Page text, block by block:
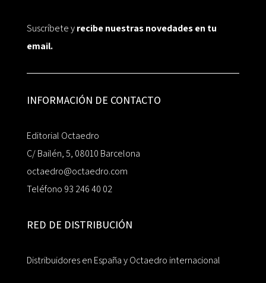
Suscríbete yrecibe nuestras novedades en tu
email.
INFORMACIÓN DE CONTACTO
Editorial Octaedro
C/ Bailén, 5, 08010 Barcelona
octaedro@octaedro.com
Teléfono 93 246 40 02
RED DE DISTRIBUCIÓN
Distribuidores en España y Octaedro internacional